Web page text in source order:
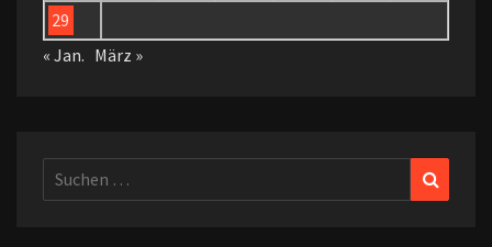
29
« Jan. März »
Suchen
nach: